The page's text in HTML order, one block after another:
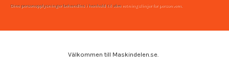
Dine personopplysninger behandles i henhold til våre retningslinjer for personvern.
Välkommen till Maskindelen.se.